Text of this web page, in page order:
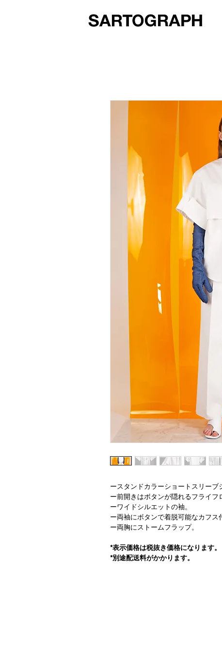
ースタンドカラーショートスリーブ
ー前開きはボタンが隠れるフライフ
ーワイドシルエットの袖。
ー両袖にボタンで着脱可能なカフス
ー両胸にストームフラップ。
*表示価格は税抜き価格になります。
*別途配送料がかかります。